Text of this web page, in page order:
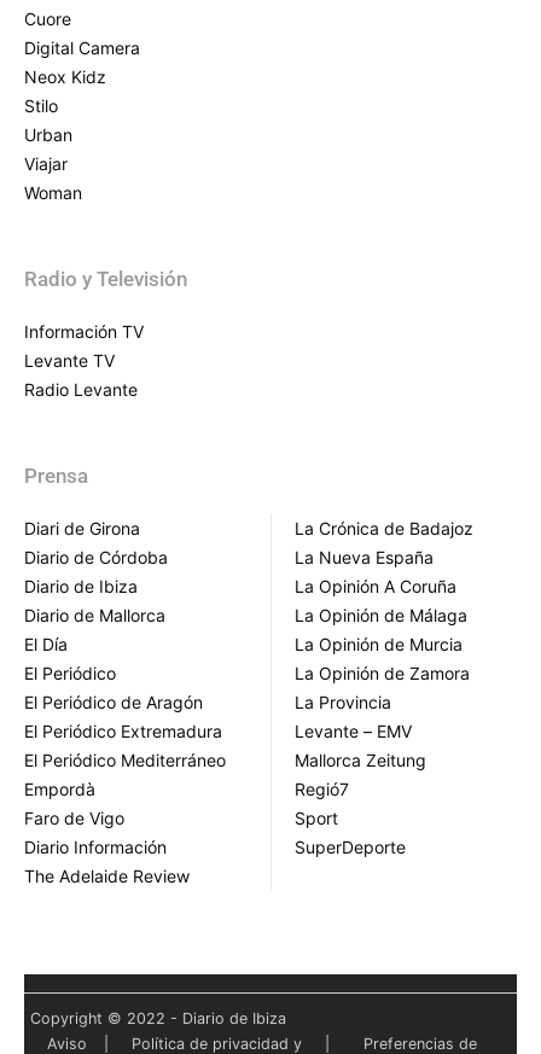
Cuore
Digital Camera
Neox Kidz
Stilo
Urban
Viajar
Woman
Radio y Televisión
Información TV
Levante TV
Radio Levante
Prensa
Diari de Girona
Diario de Córdoba
Diario de Ibiza
Diario de Mallorca
El Día
El Periódico
El Periódico de Aragón
El Periódico Extremadura
El Periódico Mediterráneo
Empordà
Faro de Vigo
Diario Información
The Adelaide Review
La Crónica de Badajoz
La Nueva España
La Opinión A Coruña
La Opinión de Málaga
La Opinión de Murcia
La Opinión de Zamora
La Provincia
Levante – EMV
Mallorca Zeitung
Regió7
Sport
SuperDeporte
Copyright © 2022 - Diario de Ibiza
Aviso
Política de privacidad y Preferencias de